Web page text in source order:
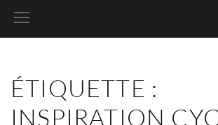
ÉTIQUETTE :
INSPIRATION